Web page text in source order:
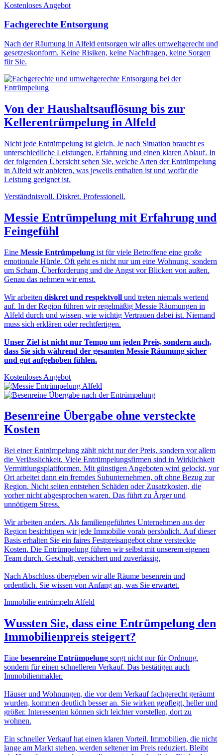
Kostenloses Angebot
Fachgerechte Entsorgung
Nach der Räumung in Alfeld entsorgen wir alles umweltgerecht und
gesetzeskonform. Keine Risiken, keine Nachfragen, keine Sorgen
für Sie.
Von der Haushaltsauflösung bis zur
Kellerentrümpelung in Alfeld
Nicht jede Entrümpelung ist gleich. Je nach Situation braucht es
unterschiedliche Leistungen, Erfahrung und einen klaren Ablauf. In
der folgenden Übersicht sehen Sie, welche Arten der Entrümpelung
in Alfeld wir anbieten, was jeweils enthalten ist und wofür die
Leistung geeignet ist.
Verständnisvoll. Diskret. Professionell.
Messie Entrümpelung mit Erfahrung und
Feingefühl
Eine Messie Entrümpelung ist für viele Betroffene eine große
emotionale Hürde. Oft geht es nicht nur um eine Wohnung, sondern
um Scham, Überforderung und die Angst vor Blicken von außen.
Genau das nehmen wir ernst.
Wir arbeiten diskret und respektvoll und treten niemals wertend
auf. In der Region führen wir regelmäßig Messie Räumungen in
Alfeld durch und wissen, wie wichtig Vertrauen dabei ist. Niemand
muss sich erklären oder rechtfertigen.
Unser Ziel ist nicht nur Tempo um jeden Preis, sondern auch,
dass Sie sich während der gesamten Messie Räumung sicher
und gut aufgehoben fühlen.
Kostenloses Angebot
Besenreine Übergabe ohne versteckte
Kosten
Bei einer Entrümpelung zählt nicht nur der Preis, sondern vor allem
die Verlässlichkeit. Viele Entrümpelungsfirmen sind in Wirklichkeit
Vermittlungsplattformen. Mit günstigen Angeboten wird gelockt, vor
Ort arbeitet dann ein fremdes Subunternehmen, oft ohne Bezug zur
Region. Nicht selten entstehen Schäden oder Zusatzkosten, die
vorher nicht abgesprochen waren. Das führt zu Ärger und
unnötigem Stress.
Wir arbeiten anders. Als familiengeführtes Unternehmen aus der
Region besichtigen wir jede Immobilie vorab persönlich. Auf dieser
Basis erhalten Sie ein faires Festpreisangebot ohne versteckte
Kosten. Die Entrümpelung führen wir selbst mit unserem eigenen
Team durch. Geschult, versichert und zuverlässig.
Nach Abschluss übergeben wir alle Räume besenrein und
ordentlich. Sie wissen von Anfang an, was Sie erwartet.
Immobilie entrümpeln Alfeld
Wussten Sie, dass eine Entrümpelung den
Immobilienpreis steigert?
Eine besenreine Entrümpelung sorgt nicht nur für Ordnung,
sondern für einen schnelleren Verkauf. Das bestätigen auch
Immobilienmakler.
Häuser und Wohnungen, die vor dem Verkauf fachgerecht geräumt
wurden, kommen deutlich besser an. Sie wirken gepflegt, heller und
größer. Interessenten können sich leichter vorstellen, dort zu
wohnen.
Ein schneller Verkauf hat einen klaren Vorteil. Immobilien, die nicht
lange am Markt stehen, werden seltener im Preis reduziert. Bleibt